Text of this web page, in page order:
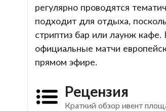
регулярно проводятся
подходит для отдыха,
стриптиз бар или лаунж
официальные матчи
прямом эфире.
Рецензия
Краткий обзор ивент